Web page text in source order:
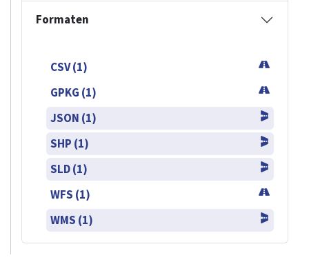
Formaten
CSV (1)
GPKG (1)
JSON (1)
SHP (1)
SLD (1)
WFS (1)
WMS (1)